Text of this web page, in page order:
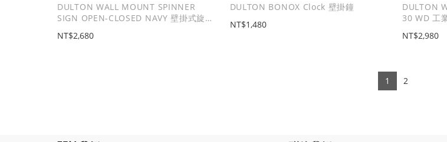
DULTON WALL MOUNT SPINNER
SIGN OPEN-CLOSED NAVY 壁掛式旋轉
NT$2,680
DULTON BONOX Clock 壁掛鐘
NT$1,480
DULTON
30 WD 工
NT$2,980
1 2